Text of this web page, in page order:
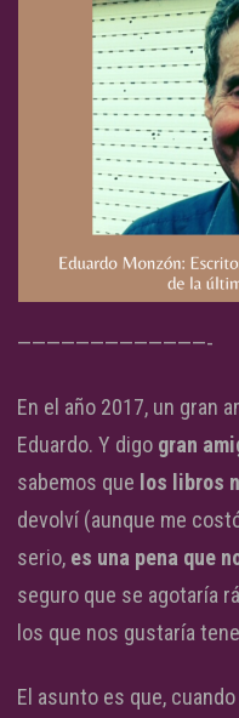
—————————————-
En el año 2017, un gran
Eduardo. Y digo gran
sabemos que los libros
devolví (aunque me
serio, es una pena que
seguro que se agotaría
los que nos gustaría
El asunto es que,